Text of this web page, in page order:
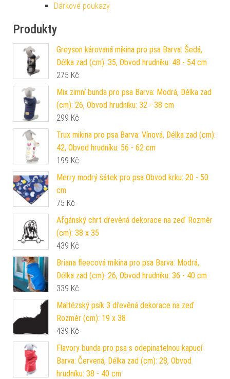
Dárkové poukazy
Produkty
Greyson károvaná mikina pro psa Barva: Šedá,
Délka zad (cm): 35, Obvod hrudníku: 48 - 54 cm
275 Kč
Mix zimní bunda pro psa Barva: Modrá, Délka zad
(cm): 26, Obvod hrudníku: 32 - 38 cm
299 Kč
Trux mikina pro psa Barva: Vínová, Délka zad (cm):
42, Obvod hrudníku: 56 - 62 cm
199 Kč
Merry modrý šátek pro psa Obvod krku: 20 - 50
cm
75 Kč
Afgánský chrt dřevěná dekorace na zeď Rozměr
(cm): 38 x 35
439 Kč
Briana fleecová mikina pro psa Barva: Modrá,
Délka zad (cm): 26, Obvod hrudníku: 36 - 40 cm
339 Kč
Maltézský psík 3 dřevěná dekorace na zeď
Rozměr (cm): 19 x 38
439 Kč
Flavory bunda pro psa s odepinatelnou kapucí
Barva: Červená, Délka zad (cm): 28, Obvod
hrudníku: 38 - 40 cm